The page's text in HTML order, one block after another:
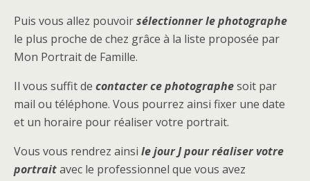
Puis vous allez pouvoirsélectionner le photographe
le plus proche de chez grâce à la liste proposée par
Mon Portrait de Famille.
Il vous suffit de contacter ce photographesoit par
mail ou téléphone. Vous pourrez ainsi fixer une date
et un horaire pour réaliser votre portrait.
Vous vous rendrez ainsi le jour J pour réaliser votre
portraitavec le professionnel que vous avez